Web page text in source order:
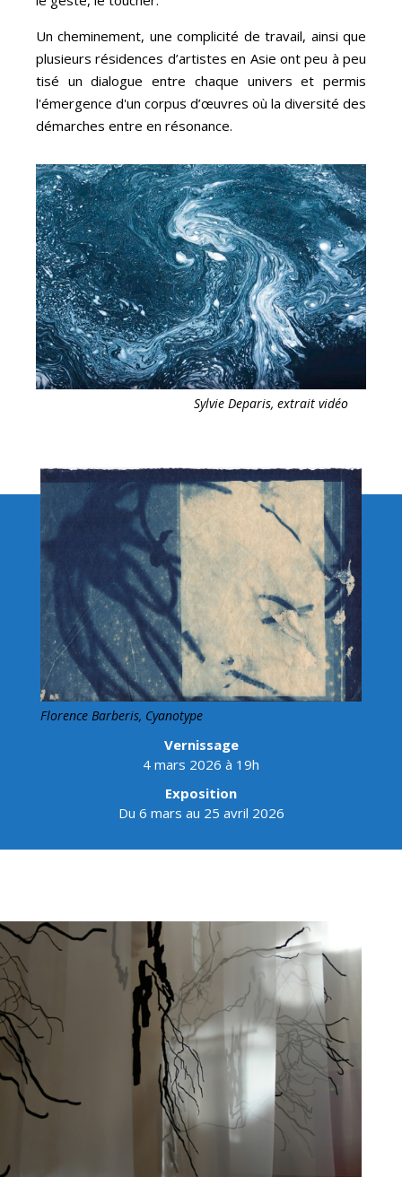
Un cheminement, une complicité de travail, ainsi que
plusieurs résidences d’artistes en Asie ont peu à peu
tisé un dialogue entre chaque univers et permis
l'émergence d'un corpus d’œuvres où la diversité des
démarches entre en résonance.
Sylvie Deparis, extrait vidéo
Florence Barberis, Cyanotype
Vernissage
4 mars 2026 à 19h
Exposition
Du 6 mars au 25 avril 2026